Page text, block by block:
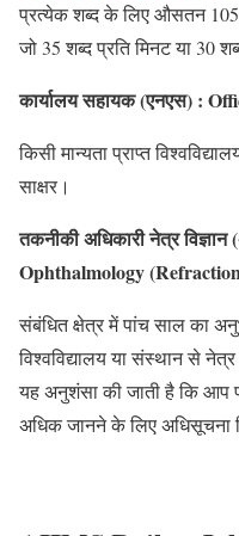
प्रत्येक शब्द के लिए औसतन
जो 35 शब्द प्रति मिनट या 30
कार्यालय सहायक (एनएस) :
किसी मान्यता प्राप्त
साक्षर।
तकनीकी अधिकारी नेत्र
Ophthalmology
संबंधित क्षेत्र में पांच साल का
विश्वविद्यालय या संस्थान से
यह अनुशंसा की जाती है कि आप
अधिक जानने के लिए अधिसूचना